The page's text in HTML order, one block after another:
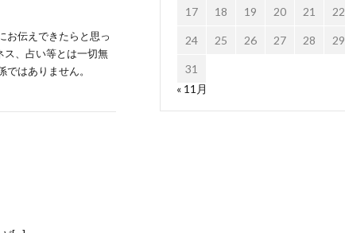
お伝えできたらと思っ
、占い等とは一切無
はありません。
17 18 19 20 21 22
24 25 26 27 28 29
31
« 11月